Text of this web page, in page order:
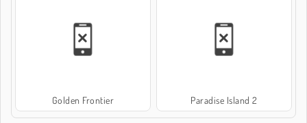
Golden Frontier Paradise Island 2